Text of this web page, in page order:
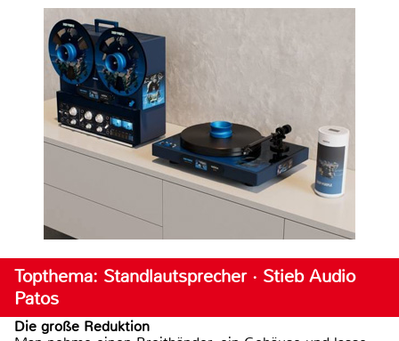
Topthema: Standlautsprecher · Stieb Audio
Patos
Die große Reduktion